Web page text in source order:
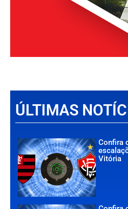
ÚLTIMAS
Confira
Vitória